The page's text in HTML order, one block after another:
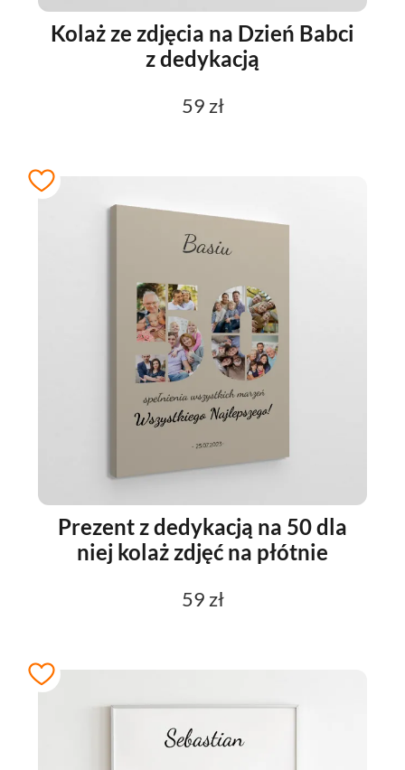
Kolaż ze zdjęcia na Dzień Babci
z dedykacją
59 zł
Prezent z dedykacją na 50 dla
niej kolaż zdjęć na płótnie
59 zł